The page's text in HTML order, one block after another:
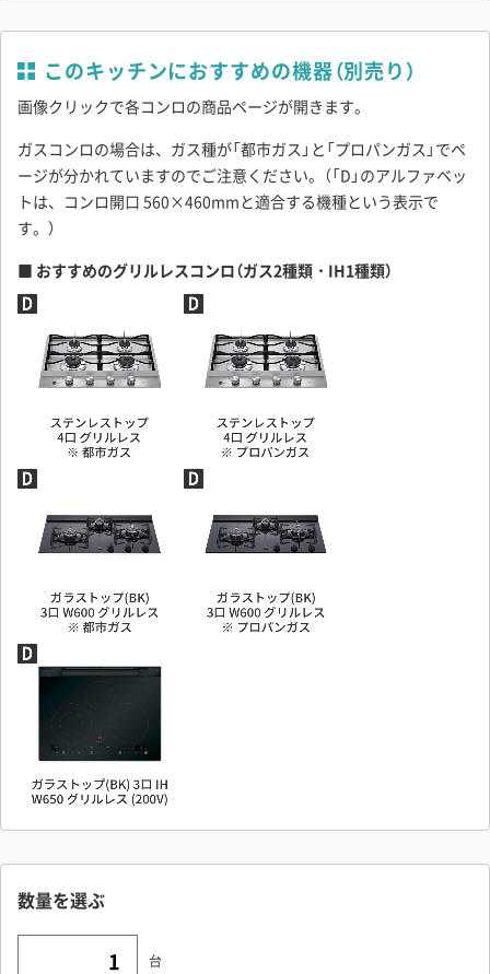
2サイズから選択可能な「中央引き出しキャビネット」と、10mm単
位でサイズオーダーが可能な「スライド収納の幅」によって、キッ
た寸法が「キッチンの幅」となります。
※ コンロ位置「左」の場合の図です。
閉じる
このキッチンにおすすめの機器（別売り）
画像クリックで各コンロの商品ページが開きます。
ガスコンロの場合は、ガス種が「都市ガス」と「プロパンガス」でペ
ージが分かれていますのでご注意ください。（「D」のアルファベッ
トは、コンロ開口 560×460mmと適合する機種という表示で
す。）
■ おすすめのグリルレスコンロ（ガス2種類・IH1種類）
数量を選ぶ
台